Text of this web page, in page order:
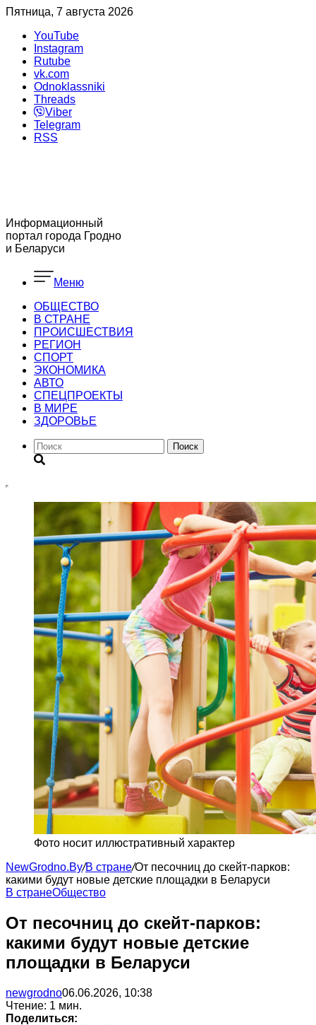
Пятница, 7 августа 2026
YouTube
Instagram
Rutube
vk.com
Odnoklassniki
Threads
Viber
Telegram
RSS
Информационный
портал города Гродно
и Беларуси
Меню
ОБЩЕСТВО
В СТРАНЕ
ПРОИСШЕСТВИЯ
РЕГИОН
CПОРТ
ЭКОНОМИКА
АВТО
СПЕЦПРОЕКТЫ
В МИРЕ
ЗДОРОВЬЕ
Поиск
Фото носит иллюстративный характер
NewGrodno.By/В стране/От песочниц до скейт-парков:
какими будут новые детские площадки в Беларуси
В странеОбщество
От песочниц до скейт-парков:
какими будут новые детские
площадки в Беларуси
newgrodno06.06.2026, 10:38
Чтение: 1 мин.
Поделиться: